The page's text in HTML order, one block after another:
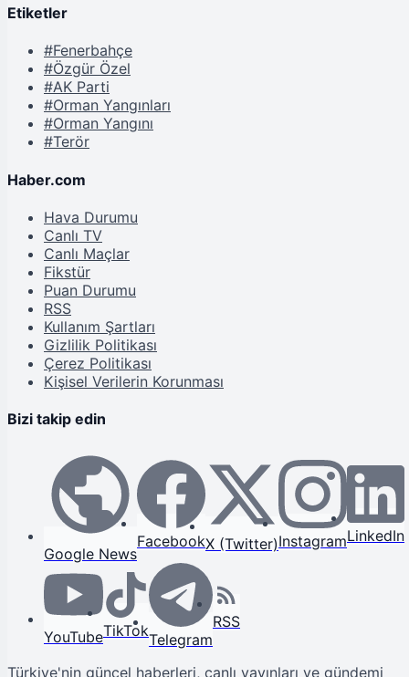
Etiketler
#Fenerbahçe
#Özgür Özel
#AK Parti
#Orman Yangınları
#Orman Yangını
#Terör
Haber.com
Hava Durumu
Canlı TV
Canlı Maçlar
Fikstür
Puan Durumu
RSS
Kullanım Şartları
Gizlilik Politikası
Çerez Politikası
Kişisel Verilerin Korunması
Bizi takip edin
Google News
FacebookX (Twitter)InstagramLinkedIn
YouTubeTikTokTelegram
RSS
Türkiye'nin güncel haberleri, canlı yayınları ve gündemi